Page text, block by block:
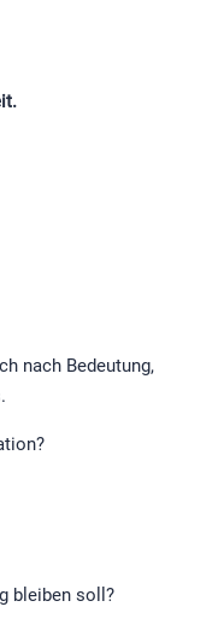
nach Bedeutung,
bleiben soll?